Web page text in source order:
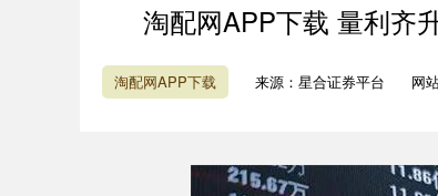
淘配网APP下载 量利齐
淘配网APP下载 来源：星合证券平台 网